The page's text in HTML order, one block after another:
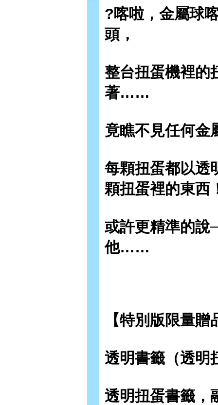
?喀啦，金屬球
頭，
整台扭蛋機裡
著……
竟瞧不見任何金
每顆扭蛋都以透
顆扭蛋裡的東西
或許更精準的說
他……
【特別版限量贈
透明書籤 （透明
透明扭蛋書籤，